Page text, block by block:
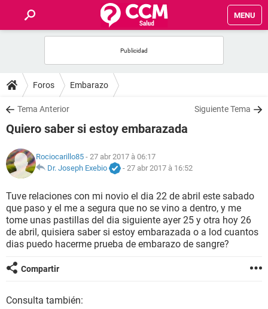
MENU
FORUMS
SALUD
FAMILIA
NUTRICIÓN
BIENESTAR
SEXUALIDAD
GLOSARIO
Foros Embarazo
Tema Anterior Siguiente Tema
Quiero saber si estoy embarazada
Rociocarillo85 - 27 abr 2017 à 06:17
Dr. Joseph Exebio
- 27 abr 2017 à 16:52
Tuve relaciones con mi novio el dia 22 de abril este sabado
que paso y el me a segura que no se vino a dentro, y me
tome unas pastillas del dia siguiente ayer 25 y otra hoy 26
de abril, quisiera saber si estoy embarazada o a lod cuantos
dias puedo hacerme prueba de embarazo de sangre?
Compartir
Consulta también: